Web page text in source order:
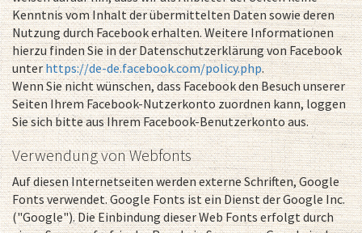
Kenntnis vom Inhalt der übermittelten Daten sowie deren
Nutzung durch Facebook erhalten. Weitere Informationen
hierzu finden Sie in der Datenschutzerklärung von Facebook
unterhttps://de-de.facebook.com/policy.php.
Wenn Sie nicht wünschen, dass Facebook den Besuch unserer
Seiten Ihrem Facebook-Nutzerkonto zuordnen kann, loggen
Sie sich bitte aus Ihrem Facebook-Benutzerkonto aus.
Verwendung von Webfonts
Auf diesen Internetseiten werden externe Schriften, Google
Fonts verwendet. Google Fonts ist ein Dienst der Google Inc.
("Google"). Die Einbindung dieser Web Fonts erfolgt durch